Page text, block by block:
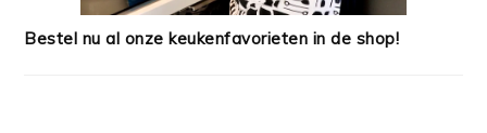
Bestel nu al onze keukenfavorieten in de shop!